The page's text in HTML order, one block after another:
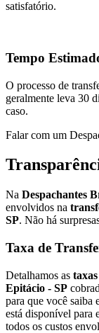
satisfatório.
Tempo
O processo de
geralmente leva 30
caso.
Falar com um
Na Despachantes
envolvidos na
SP. Não há
Taxa de
Detalhamos as
Epitácio - SP
para que você saiba
está disponível para
todos os custos